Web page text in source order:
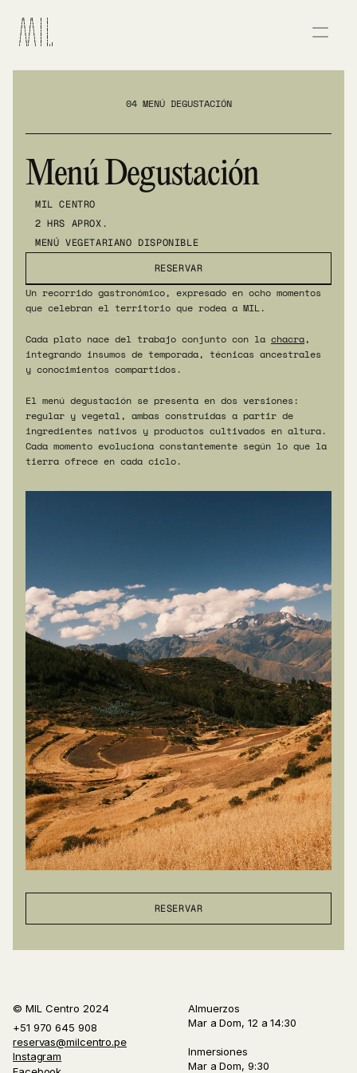
04 MENÚ DEGUSTACIÓN
Menú Degustación
MIL CENTRO
2 HRS APROX.
MENÚ VEGETARIANO DISPONIBLE
RESERVAR
Un recorrido gastronómico, expresado en ocho momentos
que celebran el territorio que rodea a MIL.
Cada plato nace del trabajo conjunto con la chacra,
integrando insumos de temporada, técnicas ancestrales
y conocimientos compartidos.
El menú degustación se presenta en dos versiones:
regular y vegetal, ambas construidas a partir de
ingredientes nativos y productos cultivados en altura.
Cada momento evoluciona constantemente según lo que la
tierra ofrece en cada ciclo.
RESERVAR
© MIL Centro 2024
+51 970 645 908
reservas@milcentro.pe
Instagram
Almuerzos
Mar a Dom, 12 a 14:30
Inmersiones
Mar a Dom, 9:30